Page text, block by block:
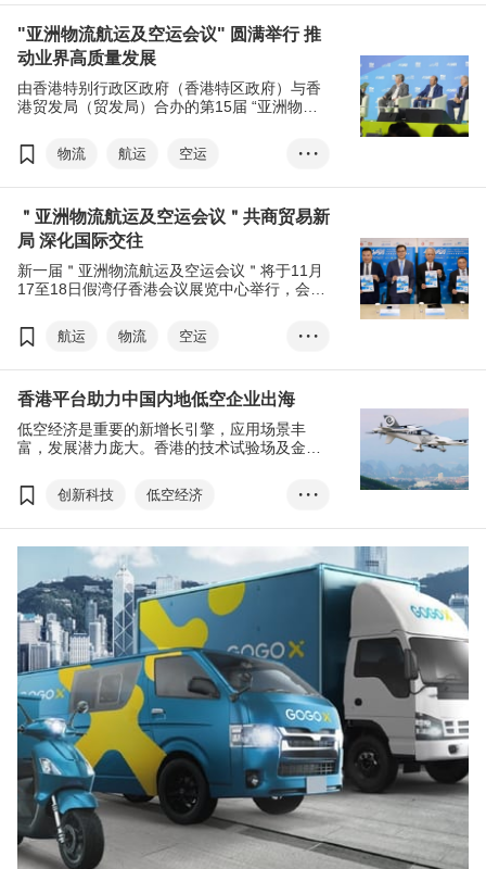
"亚洲物流航运及空运会议" 圆满举行 推
动业界高质量发展
由香港特别行政区政府（香港特区政府）与香
港贸发局（贸发局）合办的第15届 “亚洲物流
过80位航运、空运、物流及供应链的业界翘
楚，在20多场专题论坛及工作坊中共同探讨行
区、逾2,300名与会者参与，反应热烈。
物流 航运
空运
可持续发展
低空经济
• • •
＂亚洲物流航运及空运会议＂共商贸易新
局 深化国际交往
新一届＂亚洲物流航运及空运会议＂将于11月
17至18日假湾仔香港会议展览中心举行，会议
同时呼应国家＂十五五＂规划建议及配合香港
特别行政区政府《施政报告》政策，巩固并提
自逾40个国家及地区的与会人士参与，协助企
业深化国际交往，促成实质合作。
航运 物流
空运
投资
贸易
• • •
香港平台助力中国内地低空企业出海
低空经济是重要的新增长引擎，应用场景丰
富，发展潜力庞大。香港的技术试验场及金融
献全球绿色建设。
创新科技
低空经济
无人驾驶
智慧物流
一带一路
• • •